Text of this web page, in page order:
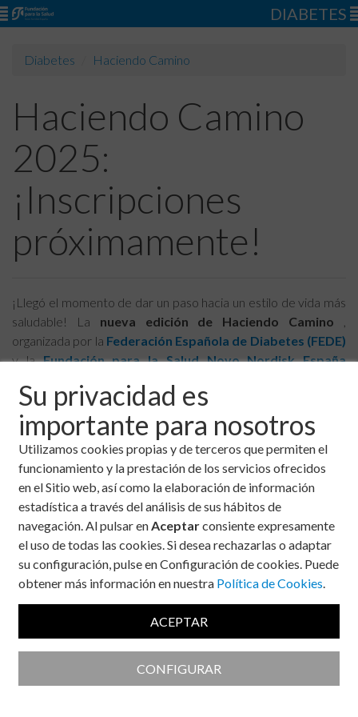
Su privacidad es
importante para nosotros
Utilizamos cookies propias y de terceros que permiten el
funcionamiento y la prestación de los servicios ofrecidos
en el Sitio web, así como la elaboración de información
estadística a través del análisis de sus hábitos de
navegación. Al pulsar enAceptarconsiente expresamente
el uso de todas las cookies. Si desea rechazarlas o adaptar
su configuración, pulse en Configuración de cookies. Puede
obtener más información en nuestra Política de Cookies.
ACEPTAR
CONFIGURAR
DIABETES
Diabetes Haciendo Camino
Haciendo Camino
2025:
¡Inscripciones
próximamente!
¡Llegó el momento de dar un paso hacia un estilo de vida más
saludable! La nueva edición de Haciendo Camino
organizada por la Federación Española de Diabetes (FEDE)
y laFundación para la Salud Novo Nordisk España
invitarte a formar parte de este emocionante proyecto.
Nuestro objetivo principal es educar y sensibilizar a las
personas con diabetes sobre la importancia de abandonar el
sedentarismo y adoptar hábitos alimenticios saludables como
piedra angular en el manejo de la misma.
¿Por qué unirte a Haciendo Camino?
Este programa ofrece una oportunidad única para aprender,
compartir experiencias y alcanzar tus metas de salud.
Estamos comprometidos en acompañarte en este camino de
nuestras redes sociales y sitio web, donde anunciaremos la